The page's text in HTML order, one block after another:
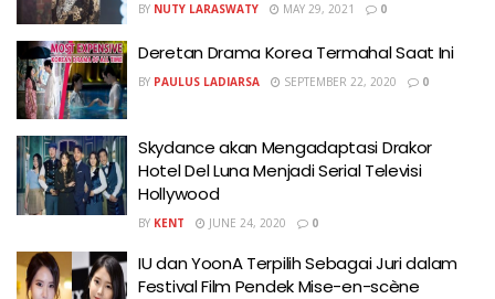
BY NUTY LARASWATY MAY 29, 2021 0
Deretan Drama Korea Termahal Saat Ini
BY PAULUS LADIARSA SEPTEMBER 22, 2020 0
Skydance akan Mengadaptasi Drakor
Hotel Del Luna Menjadi Serial Televisi
Hollywood
BY KENT JUNE 24, 2020 0
IU dan YoonA Terpilih Sebagai Juri dalam
Festival Film Pendek Mise-en-scène